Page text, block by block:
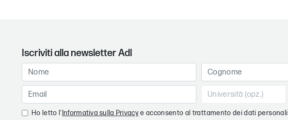
Iscriviti alla newsletter AdI
Ho letto l' Informativa sulla Privacye acconsento al trattamento dei dati personali